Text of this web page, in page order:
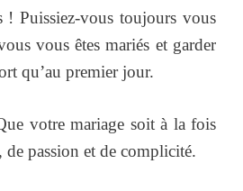
! Puissiez-vous toujours vous
vous êtes mariés et garder
qu’au premier jour.
votre mariage soit à la fois
de passion et de complicité.